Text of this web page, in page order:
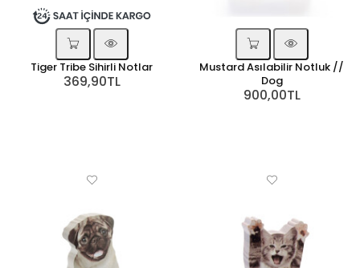
Tiger Tribe Sihirli Notlar
369,90TL
Mustard Asılabilir Notluk //
Dog
900,00TL